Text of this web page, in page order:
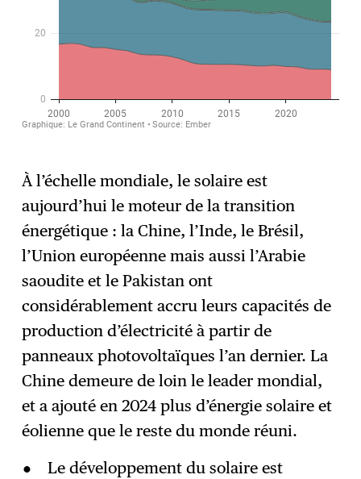
À l’échelle mondiale, le solaire est
aujourd’hui le moteur de la transition
énergétique : la Chine, l’Inde, le Brésil,
l’Union européenne mais aussi l’Arabie
saoudite et le Pakistan ont
considérablement accru leurs capacités de
production d’électricité à partir de
panneaux photovoltaïques l’an dernier. La
Chine demeure de loin le leader mondial,
et a ajouté en 2024 plus d’énergie solaire et
éolienne que le reste du monde réuni.
Le développement du solaire est